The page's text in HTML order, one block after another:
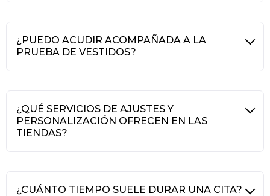
¿PUEDO ACUDIR ACOMPAÑADA A LA
PRUEBA DE VESTIDOS?
¿QUÉ SERVICIOS DE AJUSTES Y
PERSONALIZACIÓN OFRECEN EN LAS
TIENDAS?
¿CUÁNTO TIEMPO SUELE DURAR UNA CITA?